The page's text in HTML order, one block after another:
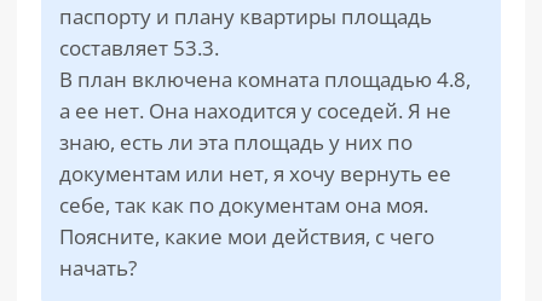
паспорту и плану квартиры площадь
составляет 53.3.
В план включена комната площадью 4.8,
а ее нет. Она находится у соседей. Я не
знаю, есть ли эта площадь у них по
документам или нет, я хочу вернуть ее
себе, так как по документам она моя.
Поясните, какие мои действия, с чего
начать?